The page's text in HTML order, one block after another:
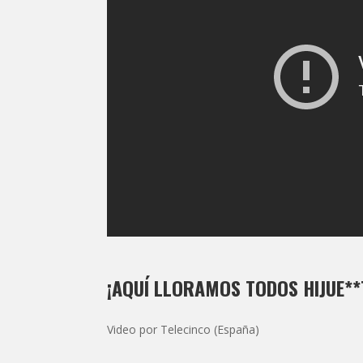
¡AQUÍ LLORAMOS TODOS
Video por Telecinco (España)